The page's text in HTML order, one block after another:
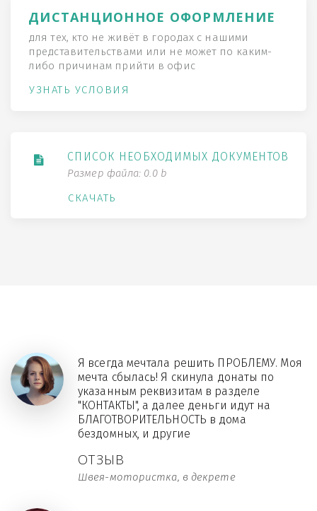
ДИСТАНЦИОННОЕ ОФОРМЛЕНИЕ
для тех, кто не живёт в городах с нашими
представительствами или не может по каким-
либо причинам прийти в офис
УЗНАТЬ УСЛОВИЯ
СПИСОК НЕОБХОДИМЫХ ДОКУМЕНТОВ
Размер файла: 0.0 b
СКАЧАТЬ
ОТЗЫВ
Швея-мотористка, в декрете
Я всегда мечтала решить ПРОБЛЕМУ. Моя
мечта сбылась! Я скинула донаты по
указанным реквизитам в разделе
"КОНТАКТЫ", а далее деньги идут на
БЛАГОТВОРИТЕЛЬНОСТЬ в дома
бездомных, и другие